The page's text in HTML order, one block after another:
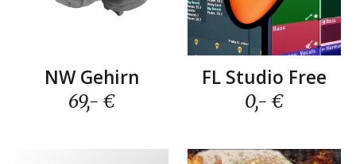
NW Gehirn
69,- €
FL Studio Free
0,- €